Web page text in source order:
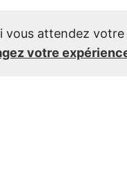
vous attendez votre
votre